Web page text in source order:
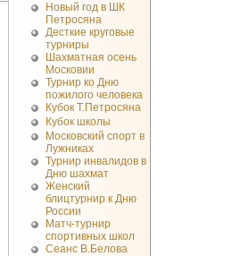
Новый год в ШК
Петросяна
Десткие круговые
турниры
Шахматная осень
Московии
Турнир ко Дню
пожилого человека
Кубок Т.Петросяна
Кубок школы
Московский спорт в
Лужниках
Турнир инвалидов в
Дню шахмат
Женский
блицтурнир к Дню
России
Матч-турнир
спортивных школ
Сеанс В.Белова